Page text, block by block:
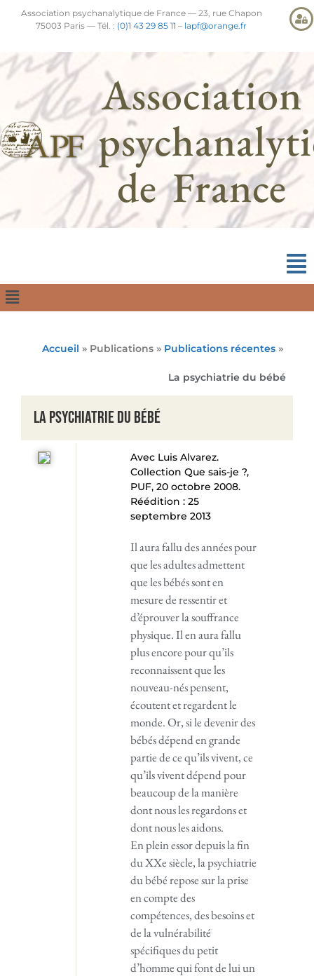
Association psychanalytique de France — 23, rue Chapon
75003 Paris — Tél. : (0)1 43 29 85 11 – lapf@orange.fr
Association
de France
Accueil » Publications » Publications récentes »
La psychiatrie du bébé
La psychiatrie du bébé
Avec Luis Alvarez.
Collection Que sais-je ?,
PUF, 20 octobre 2008.
Réédition : 25
septembre 2013
Il aura fallu des années pour
que les adultes admettent
que les bébés sont en
mesure de ressentir et
d’éprouver la souffrance
physique. Il en aura fallu
plus encore pour qu’ils
reconnaissent que les
nouveau-nés pensent,
écoutent et regardent le
monde. Or, si le devenir des
bébés dépend en grande
partie de ce qu’ils vivent, ce
qu’ils vivent dépend pour
beaucoup de la manière
dont nous les regardons et
dont nous les aidons.
En plein essor depuis la fin
du XXe siècle, la psychiatrie
du bébé repose sur la prise
en compte des
compétences, des besoins et
de la vulnérabilité
spécifiques du petit
d’homme qui font de lui un